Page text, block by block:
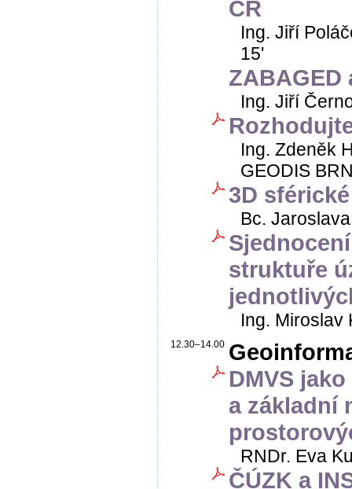
ČR
Ing. Jiří
15'
Ing. Jiří
Ing. Zdeněk
GEODIS
3D
Bc.
struktuře
Ing. Miroslav
12.30–14.00
DMVS
a základní
RNDr. Eva
ČÚZK a